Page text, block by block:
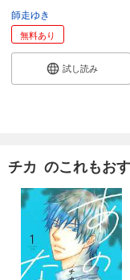
師走ゆき
無料あり
試し読み
チカ のこれもお